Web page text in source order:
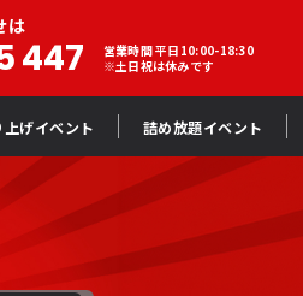
は
447
営業時間 平日10:00-18:30
※土日祝は休みです
上げイベント 詰め放題イベント